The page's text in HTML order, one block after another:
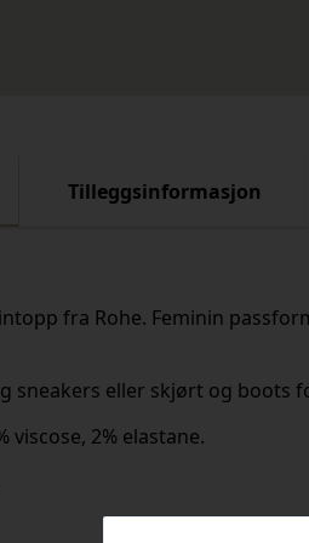
Tilleggsinformasjon
fra Rohe. Feminin
sneakers eller skjørt og boots
viscose, 2% elastane.